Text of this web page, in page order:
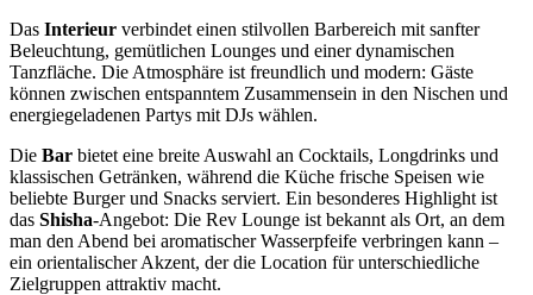
Das Interieur verbindet einen stilvollen Barbereich mit sanfter
Beleuchtung, gemütlichen Lounges und einer dynamischen
Tanzfläche. Die Atmosphäre ist freundlich und modern: Gäste
können zwischen entspanntem Zusammensein in den Nischen und
energiegeladenen Partys mit DJs wählen.
Die Bar bietet eine breite Auswahl an Cocktails, Longdrinks und
klassischen Getränken, während die Küche frische Speisen wie
beliebte Burger und Snacks serviert. Ein besonderes Highlight ist
das Shisha‑Angebot: Die Rev Lounge ist bekannt als Ort, an dem
man den Abend bei aromatischer Wasserpfeife verbringen kann –
ein orientalischer Akzent, der die Location für unterschiedliche
Zielgruppen attraktiv macht.